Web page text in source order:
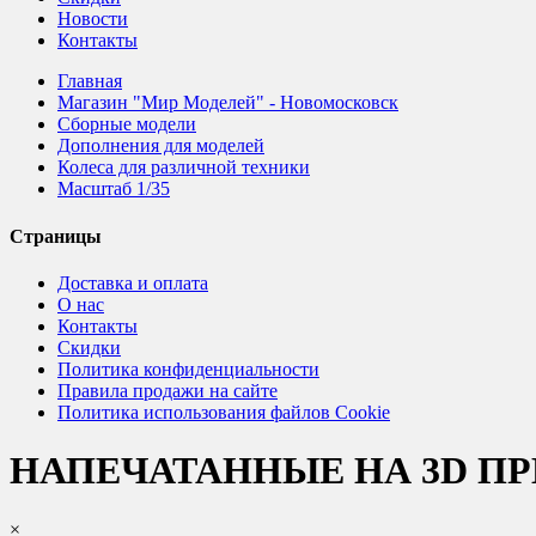
Новости
Контакты
Главная
Магазин "Мир Моделей" - Новомосковск
Сборные модели
Дополнения для моделей
Колеса для различной техники
Масштаб 1/35
Страницы
Доставка и оплата
О нас
Контакты
Скидки
Политика конфиденциальности
Правила продажи на сайте
Политика использования файлов Cookie
НАПЕЧАТАННЫЕ НА 3D
×